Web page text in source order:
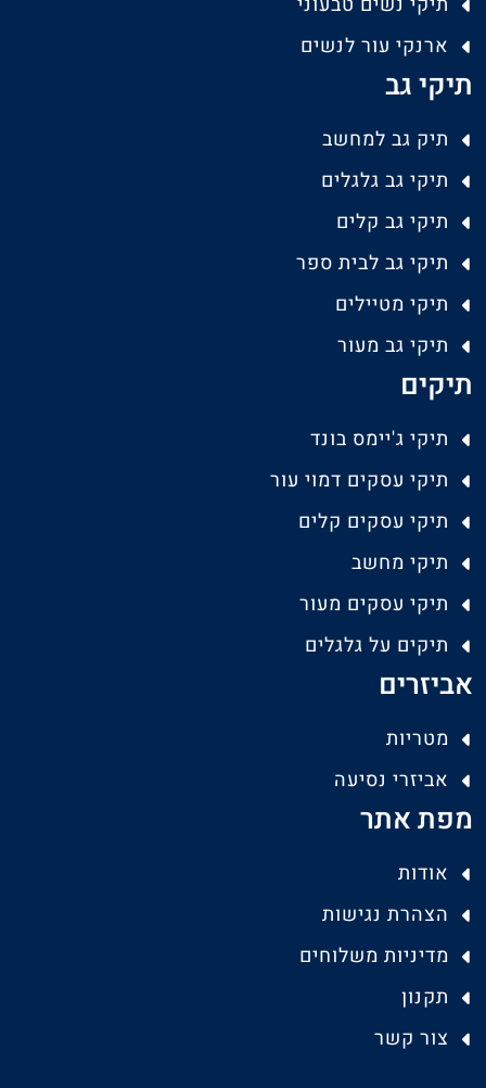
ארנקי עור לנשים
תיקי גב
תיק גב למחשב
תיקי גב גלגלים
תיקי גב קלים
תיקי גב לבית ספר
תיקי מטיילים
תיקי גב מעור
תיקים
תיקי ג'יימס בונד
תיקי עסקים דמוי עור
תיקי עסקים קלים
תיקי מחשב
תיקי עסקים מעור
תיקים על גלגלים
אביזרים
מטריות
אביזרי נסיעה
מפת אתר
אודות
הצהרת נגישות
מדיניות משלוחים
תקנון
צור קשר